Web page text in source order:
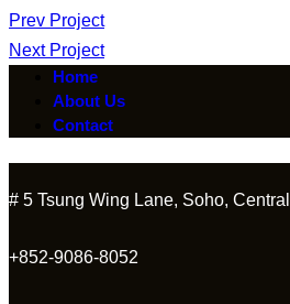
Post
navigation
Prev Project
Next Project
Home
About Us
Contact
# 5 Tsung Wing Lane, Soho,
+852-9086-8052